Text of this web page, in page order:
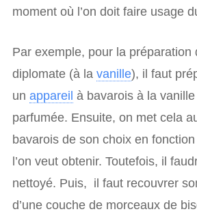
moment où l’on doit faire usage
Par exemple, pour la préparation
diplomate (à la vanille), il faut
un appareil à bavarois à la
parfumée. Ensuite, on met cela
bavarois de son choix en
l’on veut obtenir. Toutefois, il
nettoyé. Puis, il faut recouvrer
d’une couche de morceaux de